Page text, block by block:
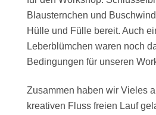
Blausternchen und
Hülle und Fülle bereit. Auch
Leberblümchen waren noch
Bedingungen für unseren
Zusammen haben wir Vieles
kreativen Fluss freien Lauf